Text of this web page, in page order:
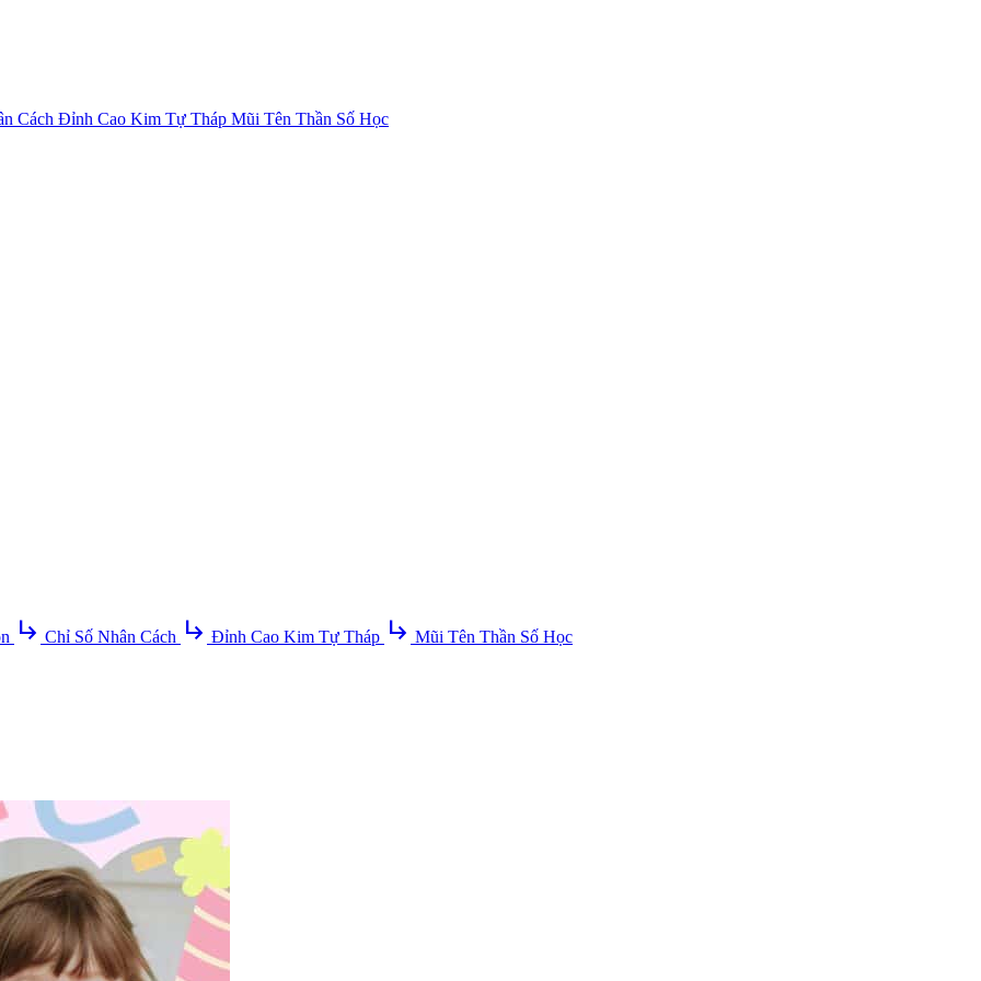
Cách Đỉnh Cao Kim Tự Tháp Mũi Tên Thần Số Học
subdirectory_arrow_right Chỉ Số Nhân Cách subdirectory_arrow_right Đỉnh Cao Kim Tự Tháp subdirectory_arrow_right Mũi Tên Thần Số Học